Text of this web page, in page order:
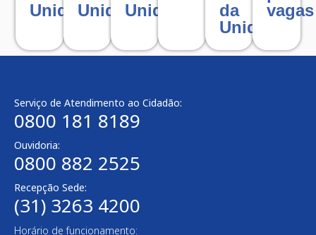
UnidadeUnidadeUnidade
da
Unidade
vagas
Serviço de Atendimento ao Cidadão:
0800 181 8189
Ouvidoria:
0800 882 2525​
Recepção Sede:
(31) 3263 4200
Horário de funcionamento: